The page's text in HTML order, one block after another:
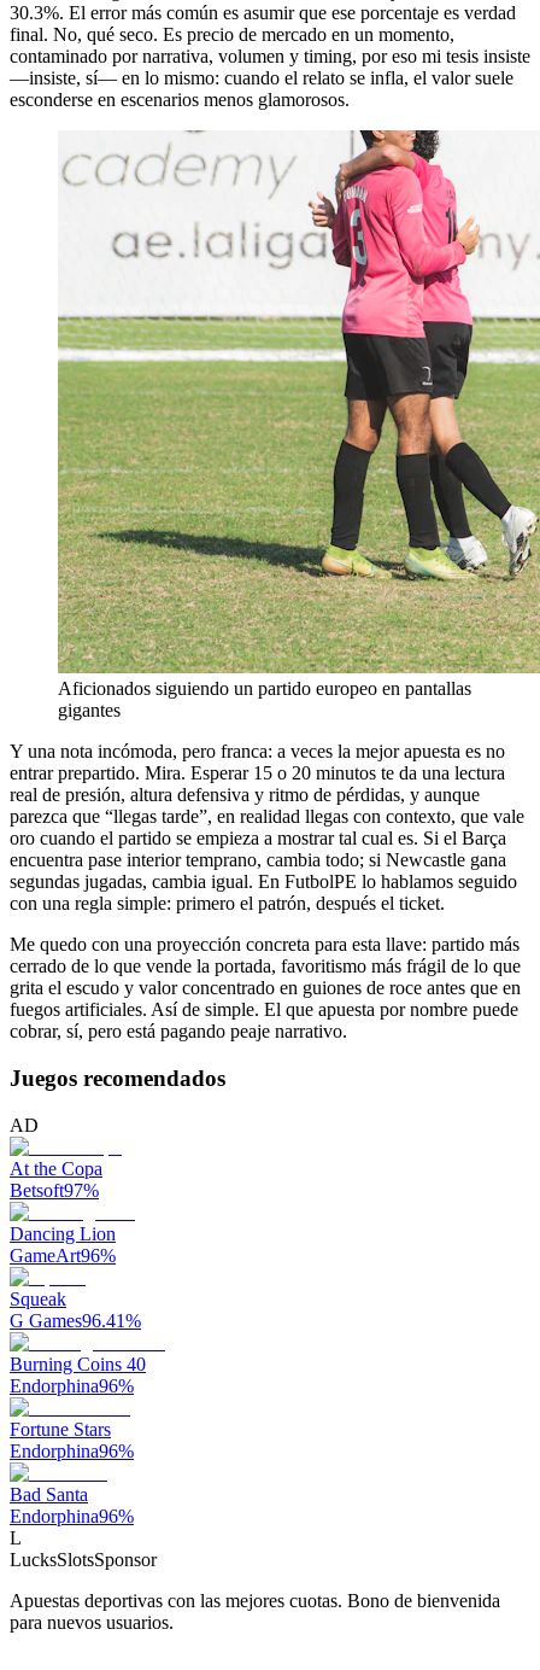
30.3%. El error más común es asumir que ese porcentaje es verdad
final. No, qué seco. Es precio de mercado en un momento,
contaminado por narrativa, volumen y timing, por eso mi tesis insiste
—insiste, sí— en lo mismo: cuando el relato se infla, el valor suele
esconderse en escenarios menos glamorosos.
Aficionados siguiendo un partido europeo en pantallas
gigantes
Y una nota incómoda, pero franca: a veces la mejor apuesta es no
entrar prepartido. Mira. Esperar 15 o 20 minutos te da una lectura
real de presión, altura defensiva y ritmo de pérdidas, y aunque
parezca que “llegas tarde”, en realidad llegas con contexto, que vale
oro cuando el partido se empieza a mostrar tal cual es. Si el Barça
encuentra pase interior temprano, cambia todo; si Newcastle gana
segundas jugadas, cambia igual. En FutbolPE lo hablamos seguido
con una regla simple: primero el patrón, después el ticket.
Me quedo con una proyección concreta para esta llave: partido más
cerrado de lo que vende la portada, favoritismo más frágil de lo que
grita el escudo y valor concentrado en guiones de roce antes que en
fuegos artificiales. Así de simple. El que apuesta por nombre puede
cobrar, sí, pero está pagando peaje narrativo.
Juegos recomendados
AD
At the Copa
Betsoft97%
Dancing Lion
GameArt96%
Squeak
G Games96.41%
Burning Coins 40
Endorphina96%
Fortune Stars
Endorphina96%
Bad Santa
Endorphina96%
L
LucksSlotsSponsor
Apuestas deportivas con las mejores cuotas. Bono de bienvenida
para nuevos usuarios.